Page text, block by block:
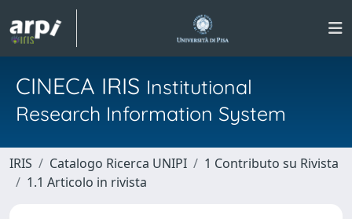
CINECA IRIS Institutional
Research Information System
IRIS Catalogo Ricerca UNIPI
1 Contributo su Rivista
1.1 Articolo in rivista